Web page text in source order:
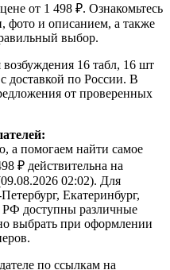
от 1 498 ₽. Ознакомьтесь
фото и описанием, а также
выбор.
16 табл, 16 шт
доставкой по России. В
от проверенных
а помогаем найти самое
₽ действительна на
02:02). Для
Екатеринбург,
РФ доступны различные
выбрать при оформлении
по ссылкам на